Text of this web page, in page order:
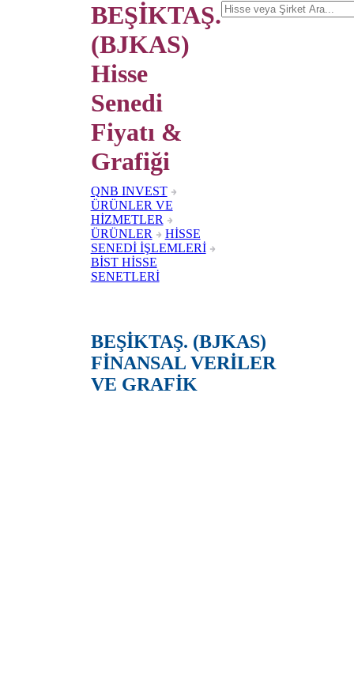
BEŞİKTAŞ.
(BJKAS)
Hisse
Senedi
Fiyatı &
Grafiği
QNB INVEST
ÜRÜNLER VE
HİZMETLER
ÜRÜNLER
HİSSE
SENEDİ İŞLEMLERİ
BİST HİSSE
SENETLERİ
BEŞİKTAŞ. (BJKAS)
FİNANSAL VERİLER
VE GRAFİK